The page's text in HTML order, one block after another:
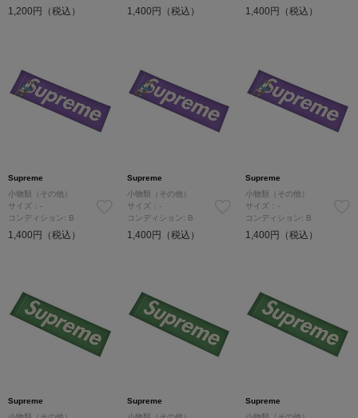
1,200円（税込） 1,400円（税込） 1,400円（税込）
Supreme
小物類（その他）
サイズ：-
コンディション: B
1,400円（税込）
Supreme
小物類（その他）
サイズ：-
コンディション: B
1,400円（税込）
Supreme
小物類（その他）
サイズ：-
コンディション: B
1,400円（税込）
Supreme
Supreme
Supreme